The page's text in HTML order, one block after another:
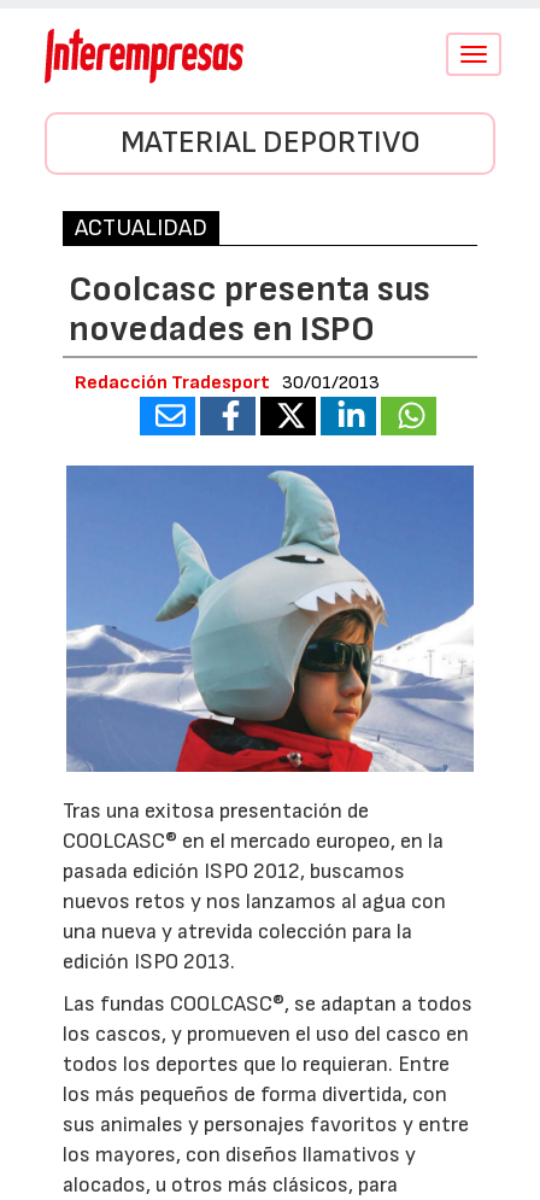
Conmutar
MATERIAL DEPORTIVO
ACTUALIDAD
Coolcasc presenta sus
novedades en ISPO
Redacción Tradesport 30/01/2013
Tras una exitosa presentación de
COOLCASC® en el mercado europeo, en la
pasada edición ISPO 2012, buscamos
nuevos retos y nos lanzamos al agua con
una nueva y atrevida colección para la
edición ISPO 2013.
Las fundas COOLCASC®, se adaptan a todos
los cascos, y promueven el uso del casco en
todos los deportes que lo requieran. Entre
los más pequeños de forma divertida, con
sus animales y personajes favoritos y entre
los mayores, con diseños llamativos y
alocados, u otros más clásicos, para